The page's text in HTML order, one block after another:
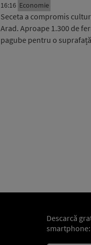
16:16 Economie
Seceta a compromis
Arad. Aproape 1.300 de
pagube pentru o
Descarcă
smartphone: